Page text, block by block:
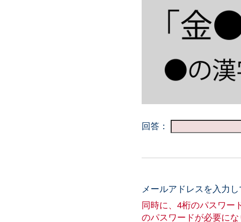
回答：
メールアドレスを入力
同時に、4桁のパスワー
のパスワードが必要にな